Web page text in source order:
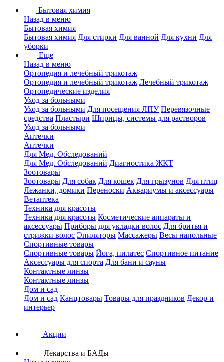
Бытовая химия
Назад в меню
Бытовая химия
Бытовая химия Для стирки Для ванной Для кухни Для
уборки
Еще
Назад в меню
Ортопедия и лечебный трикотаж
Ортопедия и лечебный трикотаж Лечебный трикотаж
Ортопедические изделия
Уход за больными
Уход за больными Для посещения ЛПУ Перевязочные
средства Пластыри Шприцы, системы для растворов
Уход за больными
Аптечки
Аптечки
Для Мед. Обследований
Для Мед. Обследований Диагностика ЖКТ
Зоотовары
Зоотовары Для собак Для кошек Для грызунов Для птиц
Лежанки, домики Переноски Аквариумы и аксессуары
Ветаптека
Техника для красоты
Техника для красоты Косметические аппараты и
аксессуары Приборы для укладки волос Для бритья и
стрижки волос Эпиляторы Массажеры Весы напольные
Спортивные товары
Спортивные товары Йога, пилатес Спортивное питание
Аксессуары для спорта Для бани и сауны
Контактные линзы
Контактные линзы
Дом и сад
Дом и сад Канцтовары Товары для праздников Декор и
интерьер
Акции
Лекарства и БАДы